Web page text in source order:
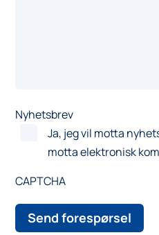
Nyhetsbrev
Ja, jeg vil motta
motta elektronisk
CAPTCHA